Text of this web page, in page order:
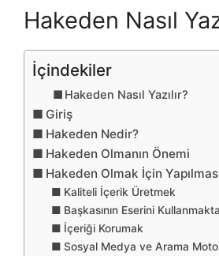
Hakeden Nasıl
İçindekiler
Hakeden Nasıl Yazılır?
Giriş
Hakeden Nedir?
Hakeden Olmanın Önemi
Hakeden Olmak İçin
Kaliteli İçerik Üretmek
Başkasının Eserini
İçeriği Korumak
Sosyal Medya ve Arama